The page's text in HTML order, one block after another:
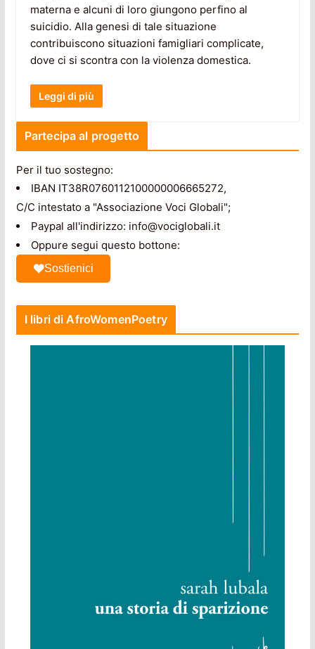
materna e alcuni di loro giungono perfino al
suicidio. Alla genesi di tale situazione
contribuiscono situazioni famigliari complicate,
dove ci si scontra con la violenza domestica.
Leggi di più
Partecipa al progetto
Per il tuo sostegno:
IBAN IT38R0760112100000006665272,
C/C intestato a "Associazione Voci Globali";
Paypal all'indirizzo: info@vociglobali.it
Oppure segui questo bottone:
Sostienici
I libri di AfroWomenPoetry